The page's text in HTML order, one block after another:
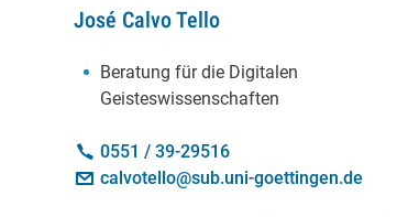
José Calvo Tello
Schwerpunkte:
Beratung für die Digitalen
Geisteswissenschaften
Kontakt:
Telefon:
0551 / 39-29516
E-Mail:
calvotello@sub.uni-goettingen.de